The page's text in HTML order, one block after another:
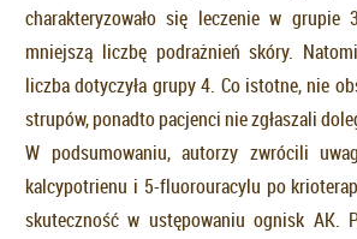
charakteryzowało się leczenie w grupie
mniejszą liczbę podrażnień skóry.
liczba dotyczyła grupy 4. Co istotne, nie
strupów, ponadto pacjenci nie zgłaszali
W podsumowaniu, autorzy zwrócili
kalcypotrienu i 5-fluorouracylu po
skuteczność w ustępowaniu ognisk AK.